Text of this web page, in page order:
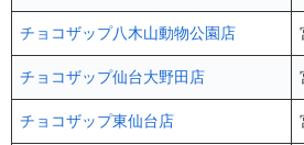
チョコザップ八木山動物公園店
チョコザップ仙台大野田店
チョコザップ東仙台店